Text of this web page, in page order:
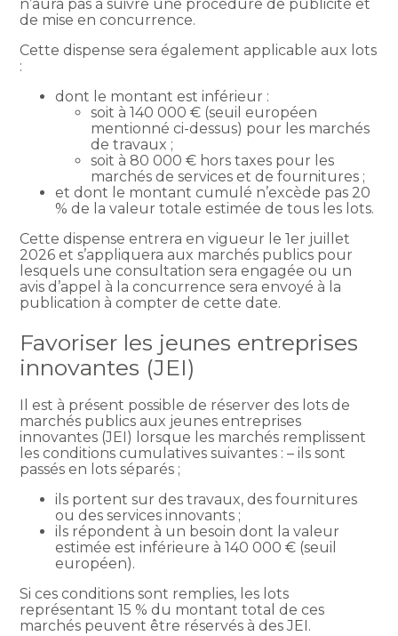
n’aura pas à suivre une procédure de publicité et
de mise en concurrence.
Cette dispense sera également applicable aux lots
:
dont le montant est inférieur :
soit à 140 000 € (seuil européen
mentionné ci-dessus) pour les marchés
de travaux ;
soit à 80 000 € hors taxes pour les
marchés de services et de fournitures ;
et dont le montant cumulé n’excède pas 20
% de la valeur totale estimée de tous les lots.
Cette dispense entrera en vigueur le 1er juillet
2026 et s’appliquera aux marchés publics pour
lesquels une consultation sera engagée ou un
avis d’appel à la concurrence sera envoyé à la
publication à compter de cette date.
Favoriser les jeunes entreprises
innovantes (JEI)
Il est à présent possible de réserver des lots de
marchés publics aux jeunes entreprises
innovantes (JEI) lorsque les marchés remplissent
les conditions cumulatives suivantes : – ils sont
passés en lots séparés ;
ils portent sur des travaux, des fournitures
ou des services innovants ;
ils répondent à un besoin dont la valeur
estimée est inférieure à 140 000 € (seuil
européen).
Si ces conditions sont remplies, les lots
représentant 15 % du montant total de ces
marchés peuvent être réservés à des JEI.